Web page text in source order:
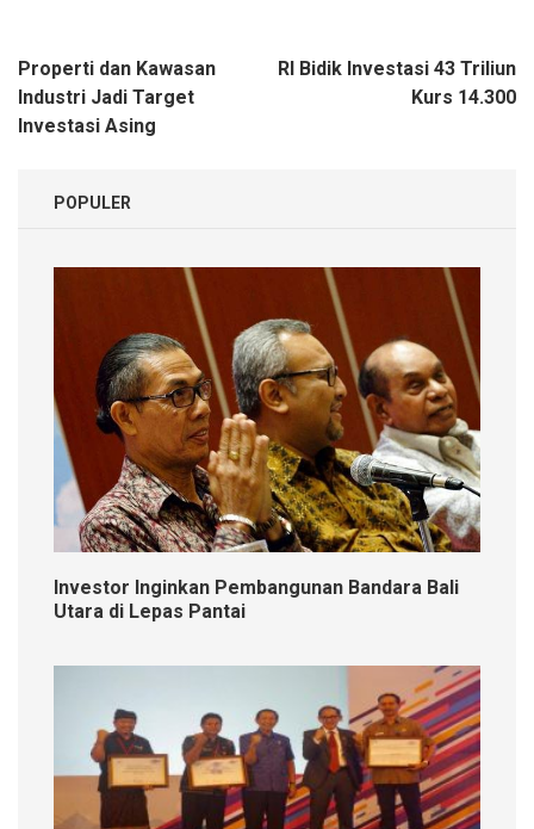
Navigasi
pos
Properti dan Kawasan
Industri Jadi Target
Investasi Asing
RI Bidik Investasi 43 Triliun
Kurs 14.300
POPULER
Investor Inginkan Pembangunan Bandara Bali
Utara di Lepas Pantai